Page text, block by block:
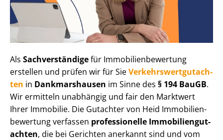
Als Sachverständigefür Im­mo­bi­li­en­be­wer­tung
erstellen und prüfen wir für SieVer­kehrs­wert­gut­ach­
ten in Dankmarshausen im Sinne des § 194 BauGB.
Wir ermitteln unabhängig und fair den Marktwert
Ihrer Immobilie. Die Gutachter von Heid Im­mo­bi­li­en­
be­wer­tung verfassen professionelle Im­mo­bi­li­en­gut­
ach­ten, die bei Gerichten anerkannt sind und vom